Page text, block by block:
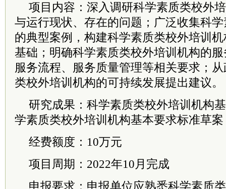
项目内容：深入调研科学素质类校外
与运行现状、存在的问题；广泛收集科
的典型案例，构建科学素质类校外培训
基础；明确科学素质类校外培训机构的
服务流程、服务质量管理等相关要求；
类校外培训机构的可持续发展提出建议。
研究成果：科学素质类校外培训机构
学素质类校外培训机构基本要求标准草案
经费额度：10万元
项目周期：2022年10月完成
申报要求：申报单位应熟悉科学素质